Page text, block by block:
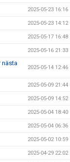
2025-05-23 16:16
2025-05-23 14:12
2025-05-17 16:48
2025-05-16 21:33
nästa
2025-05-14 12:46
2025-05-09 21:44
2025-05-09 14:52
2025-05-04 18:40
2025-05-04 06:36
2025-05-02 10:59
2025-04-29 22:02